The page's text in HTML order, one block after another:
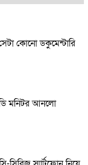
কোনো ডকুমেন্টারি
মনিটর আনলো